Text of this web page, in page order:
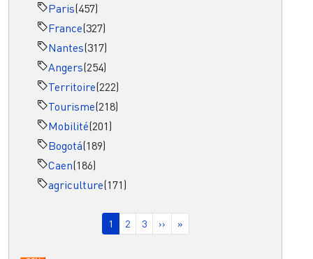
Paris(457)
France(327)
Nantes(317)
Angers(254)
Territoire(222)
Tourisme(218)
Mobilité(201)
Bogotá(189)
Caen(186)
agriculture(171)
Page courante
1 Page
2 Page
3 Page suivante
›› Dernière page
»